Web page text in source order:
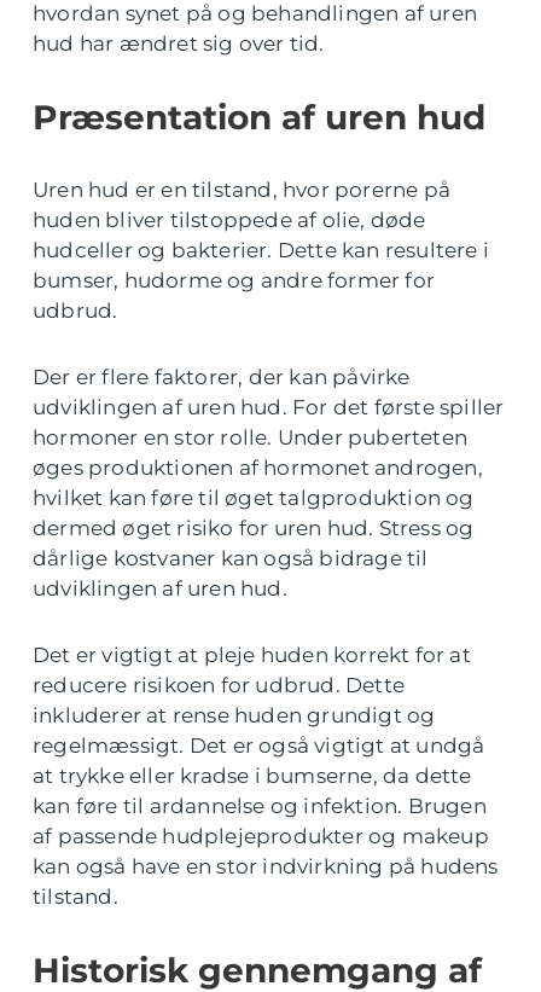
hvordan synet på og behandlingen af uren
hud har ændret sig over tid.
Præsentation af uren hud
Uren hud er en tilstand, hvor porerne på
huden bliver tilstoppede af olie, døde
hudceller og bakterier. Dette kan resultere i
bumser, hudorme og andre former for
udbrud.
Der er flere faktorer, der kan påvirke
udviklingen af uren hud. For det første spiller
hormoner en stor rolle. Under puberteten
øges produktionen af hormonet androgen,
hvilket kan føre til øget talgproduktion og
dermed øget risiko for uren hud. Stress og
dårlige kostvaner kan også bidrage til
udviklingen af uren hud.
Det er vigtigt at pleje huden korrekt for at
reducere risikoen for udbrud. Dette
inkluderer at rense huden grundigt og
regelmæssigt. Det er også vigtigt at undgå
at trykke eller kradse i bumserne, da dette
kan føre til ardannelse og infektion. Brugen
af passende hudplejeprodukter og makeup
kan også have en stor indvirkning på hudens
tilstand.
Historisk gennemgang af